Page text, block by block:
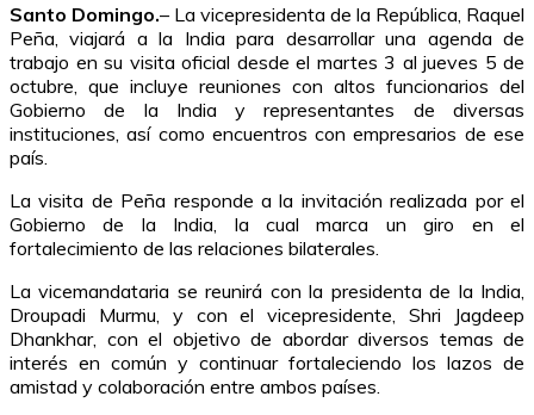
Santo Domingo.– La vicepresidenta de la República, Raquel
Peña, viajará a la India para desarrollar una agenda de
trabajo en su visita oficial desde el martes 3 al jueves 5 de
octubre, que incluye reuniones con altos funcionarios del
Gobierno de la India y representantes de diversas
instituciones, así como encuentros con empresarios de ese
país.
La visita de Peña responde a la invitación realizada por el
Gobierno de la India, la cual marca un giro en el
fortalecimiento de las relaciones bilaterales.
La vicemandataria se reunirá con la presidenta de la India,
Droupadi Murmu, y con el vicepresidente, Shri Jagdeep
Dhankhar, con el objetivo de abordar diversos temas de
interés en común y continuar fortaleciendo los lazos de
amistad y colaboración entre ambos países.